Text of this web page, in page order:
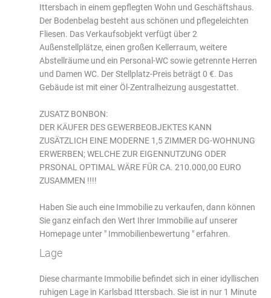
Ittersbach in einem gepflegten Wohn und Geschäftshaus.
Der Bodenbelag besteht aus schönen und pflegeleichten
Fliesen. Das Verkaufsobjekt verfügt über 2
Außenstellplätze, einen großen Kellerraum, weitere
Abstellräume und ein Personal-WC sowie getrennte Herren
und Damen WC. Der Stellplatz-Preis beträgt 0 €. Das
Gebäude ist mit einer Öl-Zentralheizung ausgestattet.
ZUSATZ BONBON:
DER KÄUFER DES GEWERBEOBJEKTES KANN
ZUSÄTZLICH EINE MODERNE 1,5 ZIMMER DG-WOHNUNG
ERWERBEN; WELCHE ZUR EIGENNUTZUNG ODER
PRSONAL OPTIMAL WÄRE FÜR CA. 210.000,00 EURO
ZUSAMMEN !!!!
Haben Sie auch eine Immobilie zu verkaufen, dann können
Sie ganz einfach den Wert Ihrer Immobilie auf unserer
Homepage unter " Immobilienbewertung " erfahren.
Lage
Diese charmante Immobilie befindet sich in einer idyllischen
ruhigen Lage in Karlsbad Ittersbach. Sie ist in nur 1 Minute